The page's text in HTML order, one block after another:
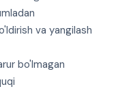
va yangilash
bo'lmagan